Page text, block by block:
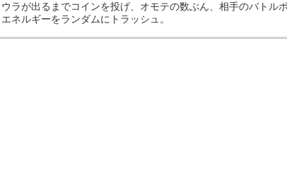
ウラが出るまでコインを投げ、オモテの数ぶん、相手のバトル
エネルギーをランダムにトラッシュ。